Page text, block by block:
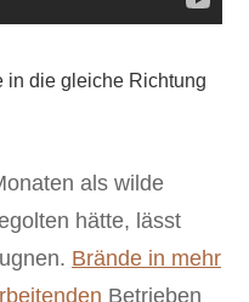
in die gleiche Richtung
als wilde
hätte, lässt
Brände in mehr
Betrieben